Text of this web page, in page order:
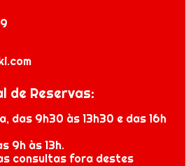
de Reservas:
das 9h30 às 13h30 e das 16h
9h às 13h.
consultas fora destes